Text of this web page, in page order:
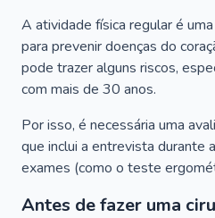
A atividade física regular é
para prevenir doenças do
pode trazer alguns riscos,
com mais de 30 anos.
Por isso, é necessária uma
que inclui a entrevista durante
exames (como o teste
Antes de fazer uma